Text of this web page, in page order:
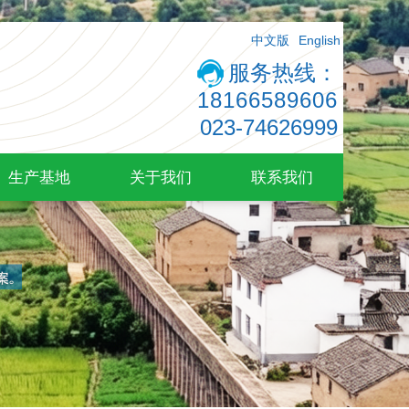
中文版 English
服务热线：
18166589606
023-74626999
生产基地 关于我们 联系我们